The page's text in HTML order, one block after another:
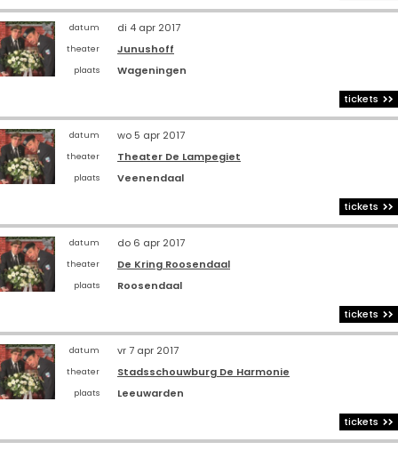
datum di 4 apr 2017
theater Junushoff
plaats
Wageningen
tickets
datum wo 5 apr 2017
theater Theater De Lampegiet
plaats
Veenendaal
tickets
datum do 6 apr 2017
theater De Kring Roosendaal
plaats
Roosendaal
tickets
datum vr 7 apr 2017
theater Stadsschouwburg De Harmonie
plaats
Leeuwarden
tickets